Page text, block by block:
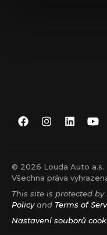
© 2026 Louda Auto a.s.
Všechna práva
This site is protected by
Policyand Terms of
Nastavení souborů